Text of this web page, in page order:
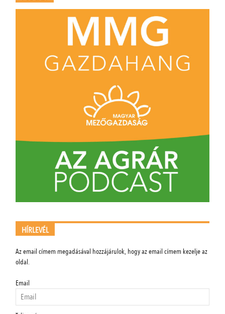
HÍRLEVÉL
Az email címem megadásával hozzájárulok, hogy az email címem kezelje az
oldal.
Email